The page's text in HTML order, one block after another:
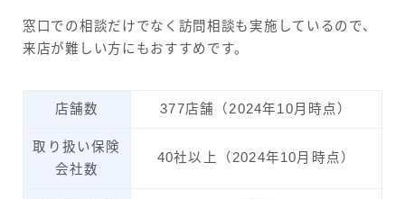
窓口での相談だけでなく訪問相談も実施しているので、
来店が難しい方にもおすすめです。
店舗数 377店舗（2024年10月時点）
取り扱い保険
会社数
40社以上（2024年10月時点）